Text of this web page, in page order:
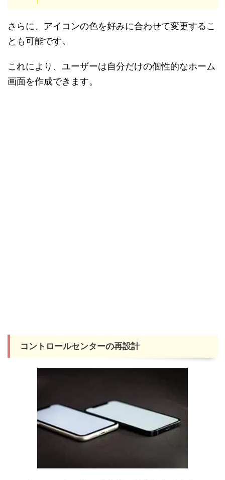
さらに、アイコンの色を好みに合わせて変更するこ
とも可能です。
これにより、ユーザーは自分だけの個性的なホーム
画面を作成できます。
コントロールセンターの再設計